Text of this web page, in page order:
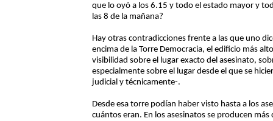
que lo oyó a los 6.15 y todo el estado mayor y
las 8 de la mañana?
Hay otras contradicciones frente a las que uno
encima de la Torre Democracia, el edificio más
visibilidad sobre el lugar exacto del asesinato,
especialmente sobre el lugar desde el que se
judicial y técnicamente-.
Desde esa torre podían haber visto hasta a los
cuántos eran. En los asesinatos se producen